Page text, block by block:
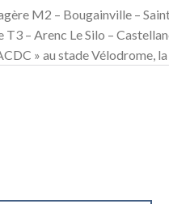
M2 – Bougainville –
T3 – Arenc Le Silo –
» au stade Vélodrome,